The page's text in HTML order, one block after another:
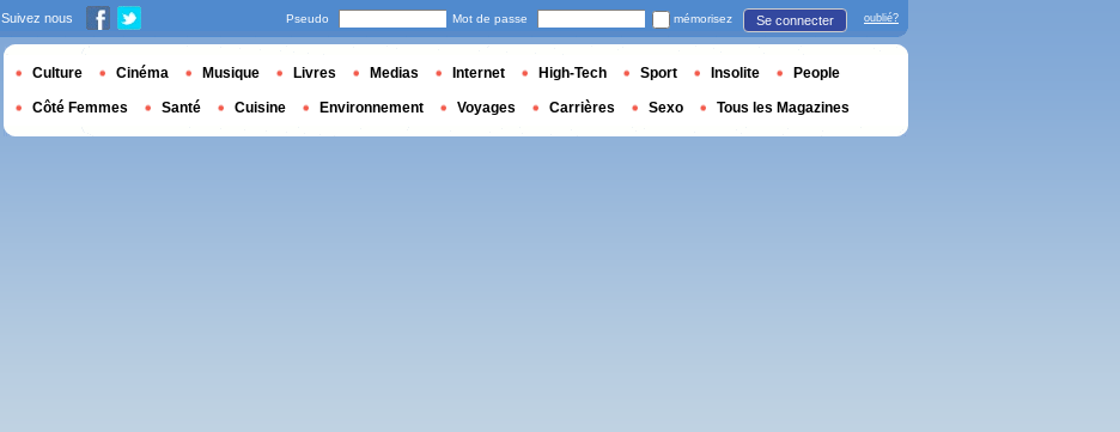
Suivez nous Pseudo Mot de passe mémorisez Se connecter oublié?
Culture Cinéma Musique Livres Medias Internet High-Tech Sport Insolite People
Côté Femmes Santé Cuisine Environnement Voyages Carrières Sexo Tous les Magazines